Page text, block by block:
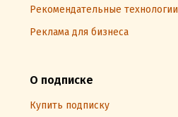
Рекомендательные технологии
Реклама для бизнеса
О подписке
Купить подписку